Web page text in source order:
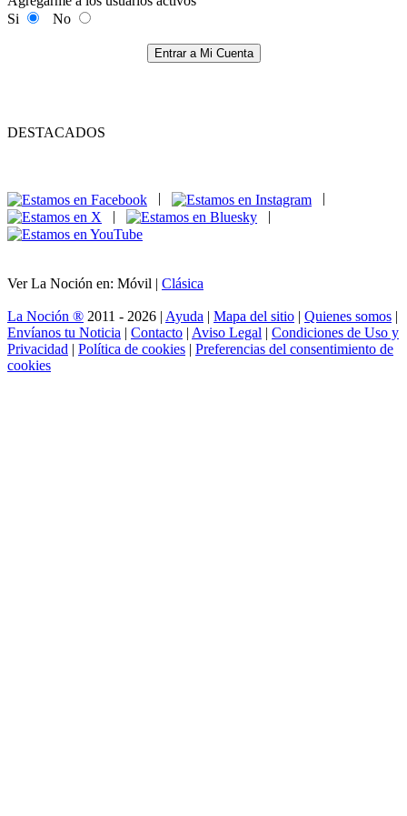
Si
No
Entrar a Mi Cuenta
DESTACADOS
|
|
Ver La Noción en: Móvil | Clásica
La Noción ® 2011 - 2026 | Ayuda | Mapa del sitio | Quienes somos |
Envíanos tu Noticia | Contacto | Aviso Legal | Condiciones de Uso y
Privacidad | Política de cookies | Preferencias del consentimiento de
cookies